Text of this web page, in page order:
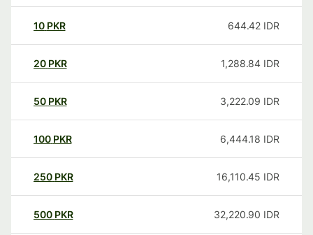
10 PKR 644.42 IDR
20 PKR 1,288.84 IDR
50 PKR 3,222.09 IDR
100 PKR 6,444.18 IDR
250 PKR 16,110.45 IDR
500 PKR 32,220.90 IDR